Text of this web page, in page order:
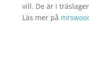
vill. De är i
Läs mer på